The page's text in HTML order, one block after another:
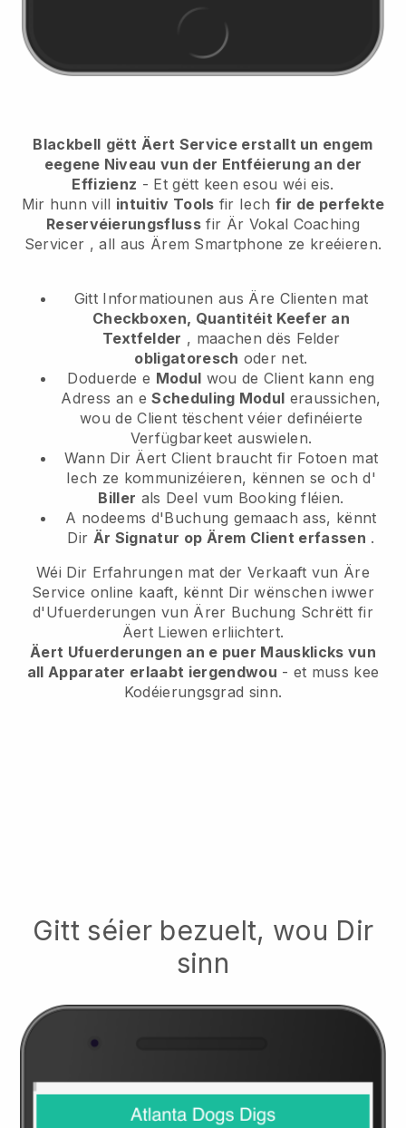
Blackbell gëtt Äert Service erstallt un engem
eegene Niveau vun der Entféierung an der
Effizienz - Et gëtt keen esou wéi eis.
Mir hunn vill intuitiv Tools fir Iech fir de perfekte
Reservéierungsfluss fir Är Vokal Coaching
Servicer , all aus Ärem Smartphone ze kreéieren.
Gitt Informatiounen aus Äre Clienten mat
Checkboxen, Quantitéit Keefer an
Textfelder , maachen dës Felder
obligatoresch oder net.
Doduerde e Modul wou de Client kann eng
Adress an eScheduling Modul eraussichen,
wou de Client tëschent véier definéierte
Verfügbarkeet auswielen.
Wann Dir Äert Client braucht fir Fotoen mat
Iech ze kommunizéieren, kënnen se och d'
Biller als Deel vum Booking fléien.
A nodeems d'Buchung gemaach ass, kënnt
Dir Är Signatur op Ärem Client erfassen .
Wéi Dir Erfahrungen mat der Verkaaft vun Äre
Service online kaaft, kënnt Dir wënschen iwwer
d'Ufuerderungen vun Ärer Buchung Schrëtt fir
Äert Liewen erliichtert.
Äert Ufuerderungen an e puer Mausklicks vun
all Apparater erlaabt iergendwou - et muss kee
Kodéierungsgrad sinn.
Gitt séier bezuelt, wou Dir
sinn